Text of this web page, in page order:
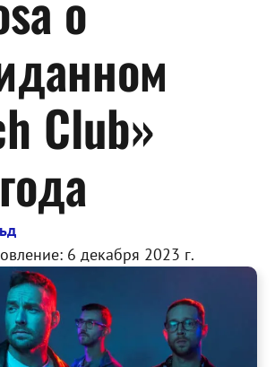
Club»
6 декабря 2023 г.